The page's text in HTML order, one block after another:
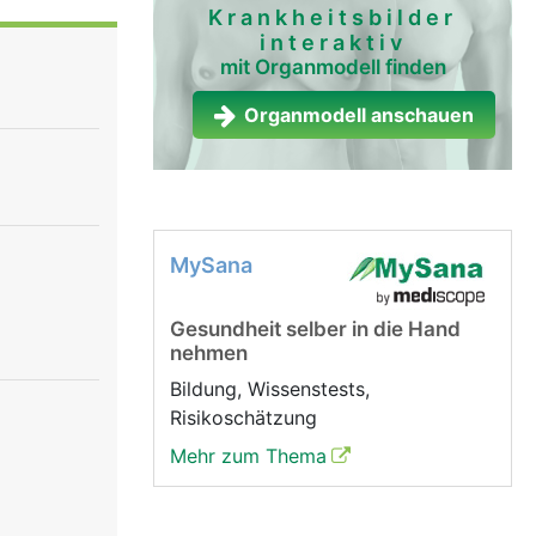
unter
Krankheitsbilder
interaktiv
mit Organmodell finden
Organmodell anschauen
MySana
Gesundheit selber in die Hand
nehmen
Bildung, Wissenstests,
Risikoschätzung
Mehr zum Thema